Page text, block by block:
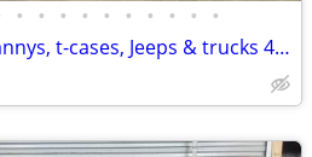
• • • • • • • • • •
LS 5.3 & Jeep motor, trannys, t-cases, Jeeps & trucks 4 sale